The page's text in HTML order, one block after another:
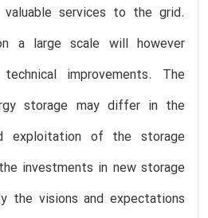
services to the grid.
a large scale will however
improvements. The
storage may differ in the
exploitation of the storage
investments in new storage
the visions and expectations